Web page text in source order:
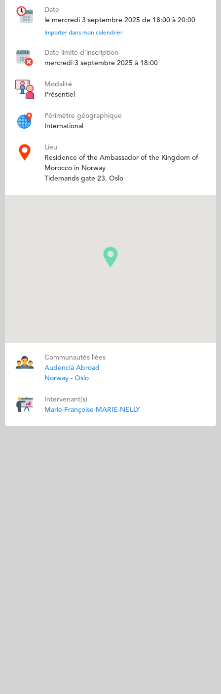
Date
le mercredi 3 septembre 2025 de 18:00 à 20:00
Importer dans mon calendrier
Date limite d'inscription
mercredi 3 septembre 2025 à 18:00
Modalité
Présentiel
Périmètre géographique
International
Lieu
Residence of the Ambassador of the Kingdom of
Morocco in Norway
Tidemands gate 23, Oslo
Communautés liées
Audencia Abroad
Norway - Oslo
Intervenant(s)
Marie-Françoise MARIE-NELLY